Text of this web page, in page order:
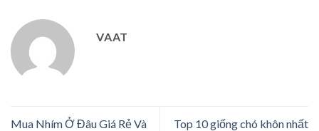
VAAT
Mua Nhím Ở Đâu Giá Rẻ Và
Top 10 giống chó khôn nhất